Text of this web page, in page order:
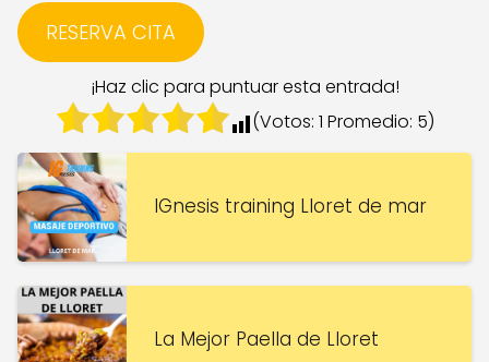
RESERVA CITA
¡Haz clic para puntuar esta entrada!
(Votos: 1 Promedio: 5)
IGnesis training Lloret de mar
La Mejor Paella de Lloret